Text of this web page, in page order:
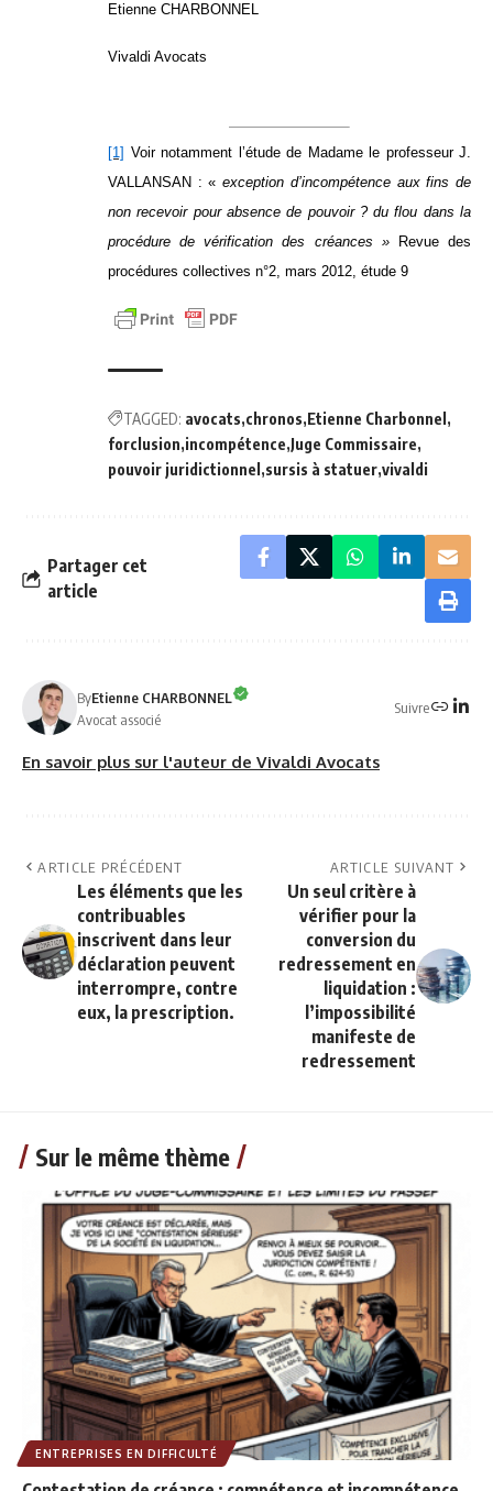
Etienne CHARBONNEL
Vivaldi Avocats
[1] Voir notamment l’étude de Madame le professeur J.
VALLANSAN : «exception d’incompétence aux fins de
non recevoir pour absence de pouvoir ? du flou dans la
procédure de vérification des créances »
Revue des
procédures collectives n°2, mars 2012, étude 9
TAGGED: avocats chronos Etienne Charbonnel
forclusion incompétence Juge Commissaire
pouvoir juridictionnel sursis à statuer vivaldi
Partager cet
article
ByEtienne CHARBONNEL
Avocat associé
Suivre
En savoir plus sur l'auteur de Vivaldi Avocats
ARTICLE PRÉCÉDENT
Les éléments que les
contribuables
inscrivent dans leur
déclaration peuvent
interrompre, contre
eux, la prescription.
ARTICLE SUIVANT
Un seul critère à
vérifier pour la
conversion du
redressement en
liquidation :
l’impossibilité
manifeste de
redressement
Sur le même thème
ENTREPRISES EN DIFFICULTÉ